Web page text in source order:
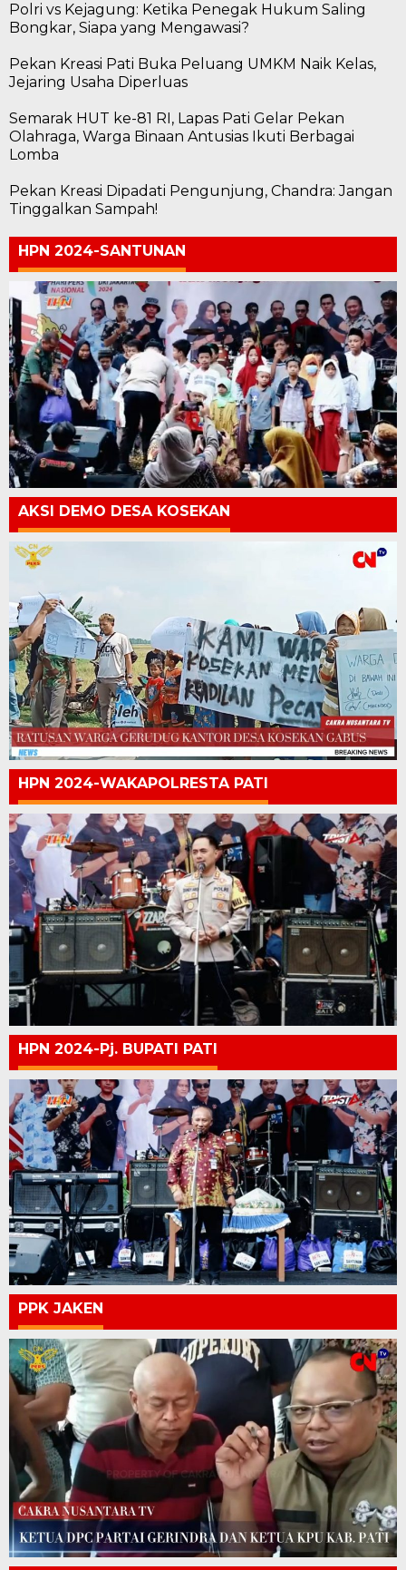
Polri vs Kejagung: Ketika Penegak Hukum Saling
Bongkar, Siapa yang Mengawasi?
Pekan Kreasi Pati Buka Peluang UMKM Naik Kelas,
Jejaring Usaha Diperluas
Semarak HUT ke-81 RI, Lapas Pati Gelar Pekan
Olahraga, Warga Binaan Antusias Ikuti Berbagai
Lomba
Pekan Kreasi Dipadati Pengunjung, Chandra: Jangan
Tinggalkan Sampah!
HPN 2024-SANTUNAN
AKSI DEMO DESA KOSEKAN
HPN 2024-WAKAPOLRESTA PATI
HPN 2024-Pj. BUPATI PATI
PPK JAKEN